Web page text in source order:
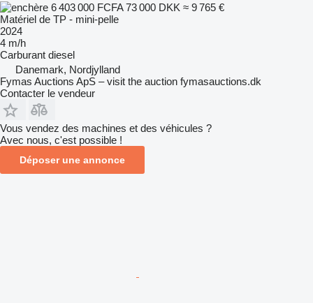
6 403 000 FCFA73 000 DKK ≈ 9 765 €
Matériel de TP - mini-pelle
2024
4 m/h
Carburant diesel
Danemark, Nordjylland
Fymas Auctions ApS – visit the auction fymasauctions.dk
Contacter le vendeur
Vous vendez des machines et des véhicules ?
Avec nous, c'est possible !
Déposer une annonce